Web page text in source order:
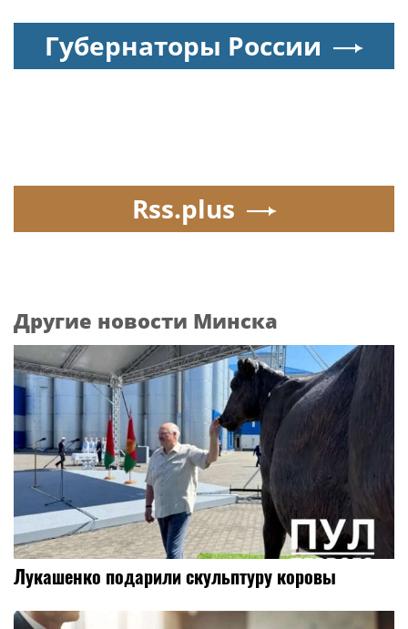
Губернаторы России
Rss.plus
Другие новости Минска
Лукашенко подарили скульптуру коровы